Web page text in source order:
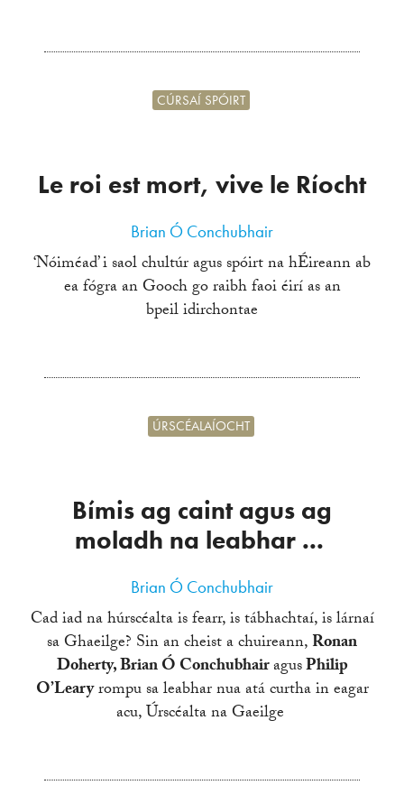
Le roi est mort, vive le Ríocht
CÚRSAÍ SPÓIRT
Brian Ó Conchubhair
‘Nóiméad’ i saol chultúr agus spóirt na hÉireann ab
ea fógra an Gooch go raibh faoi éirí as an
bpeil idirchontae
Bímis ag caint agus ag
moladh na leabhar ...
ÚRSCÉALAÍOCHT
Brian Ó Conchubhair
Cad iad na húrscéalta is fearr, is tábhachtaí, is lárnaí
sa Ghaeilge? Sin an cheist a chuireann,Ronan
Doherty, Brian Ó ConchubhairagusPhilip
O’Learyrompu sa leabhar nua atá curtha in eagar
acu, Úrscéalta na Gaeilge